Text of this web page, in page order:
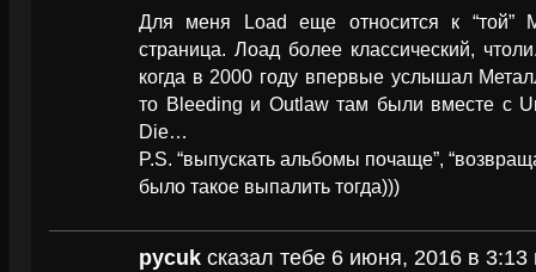
Для меня Load еще относится к “той”
страница. Лоад более классический,
когда в 2000 году впервые услышал
то Bleeding и Outlaw там были вместе с
Die…
P.S. “выпускать альбомы почаще”,
было такое выпалить тогда)))
pycuk сказал тебе 6 июня, 2016 в 3:13